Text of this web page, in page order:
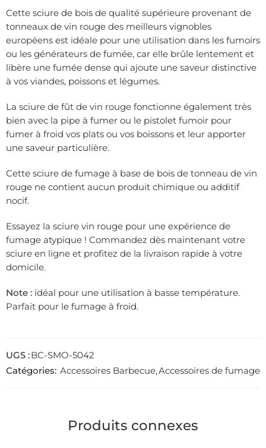
Cette sciure de bois de qualité supérieure provenant de
tonneaux de vin rouge des meilleurs vignobles
européens est idéale pour une utilisation dans les fumoirs
ou les générateurs de fumée, car elle brûle lentement et
libère une fumée dense qui ajoute une saveur distinctive
à vos viandes, poissons et légumes.
La sciure de fût de vin rouge fonctionne également très
bien avec la pipe à fumer ou le pistolet fumoir pour
fumer à froid vos plats ou vos boissons et leur apporter
une saveur particulière.
Cette sciure de fumage à base de bois de tonneau de vin
rouge ne contient aucun produit chimique ou additif
nocif.
Essayez la sciure vin rouge pour une expérience de
fumage atypique ! Commandez dès maintenant votre
sciure en ligne et profitez de la livraison rapide à votre
domicile.
Note : idéal pour une utilisation à basse température.
Parfait pour le fumage à froid.
UGS :BC-SMO-5042
Catégories: Accessoires Barbecue,Accessoires de fumage
Produits connexes